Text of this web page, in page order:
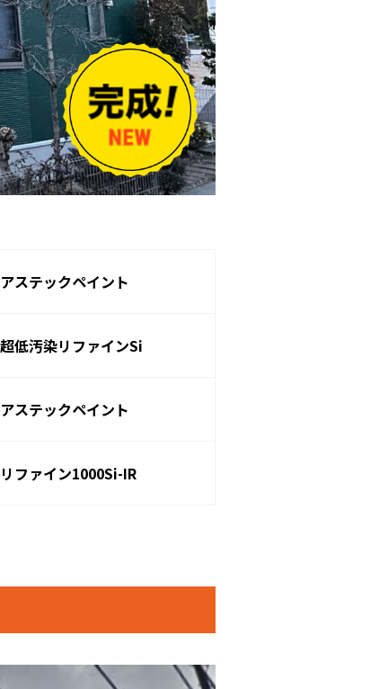
アステックペイント
超低汚染リファインSi
アステックペイント
リファイン1000Si-IR